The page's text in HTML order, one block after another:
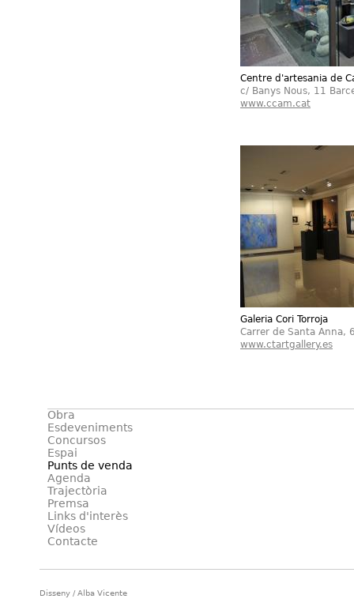
Centre d'artesania de
c/ Banys Nous, 11
www.ccam.cat
Galeria Cori Torroja
Carrer de Santa Anna,
www.ctartgallery.es
Obra
Esdeveniments
Concursos
Espai
Punts de venda
Agenda
Trajectòria
Premsa
Links d'interès
Vídeos
Contacte
Disseny / Alba Vicente